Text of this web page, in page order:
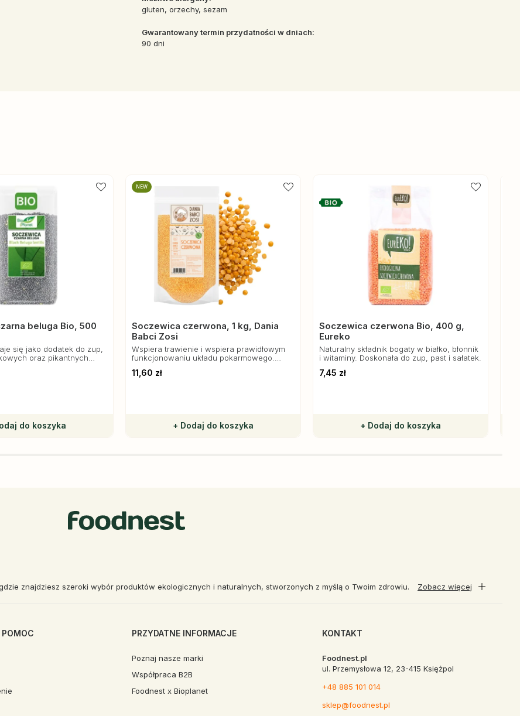
gluten, orzechy, sezam
Gwarantowany termin przydatności w dniach:
90 dni
beluga Bio, 500
się jako dodatek do zup,
oraz pikantnych
z warzyw.
do koszyka
NEW
Soczewica czerwona, 1 kg, Dania
Babci Zosi
Wspiera trawienie i wspiera prawidłowym
funkcjonowaniu układu pokarmowego.
pomaga w regulacji ciśnienia krwi i obniża
11,60 zł
+ Dodaj do koszyka
Soczewica czerwona Bio, 400 g,
Eureko
Naturalny składnik bogaty w białko, błonnik
i witaminy. Doskonała do zup, past i sałatek.
7,45 zł
+ Dodaj do koszyka
znajdziesz szeroki wybór produktów ekologicznych i naturalnych, stworzonych z myślą o Twoim zdrowiu. Zobacz więcej
PRZYDATNE INFORMACJE
Poznaj nasze marki
Współpraca B2B
Foodnest x Bioplanet
KONTAKT
Foodnest.pl
ul. Przemysłowa 12, 23-415 Księżpol
+48 885 101 014
sklep@foodnest.pl